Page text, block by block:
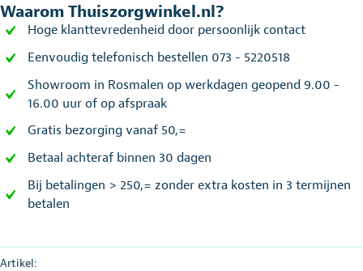
Waarom Thuiszorgwinkel.nl?
Hoge klanttevredenheid door persoonlijk contact
Eenvoudig telefonisch bestellen 073 - 5220518
Showroom in Rosmalen op werkdagen geopend 9.00 -
16.00 uur of op afspraak
Gratis bezorging vanaf 50,=
Betaal achteraf binnen 30 dagen
Bij betalingen > 250,= zonder extra kosten in 3 termijnen
betalen
Artikel: